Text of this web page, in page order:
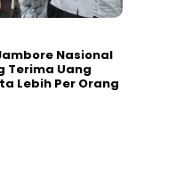
Nasional
Terima Uang
Lebih Per Orang